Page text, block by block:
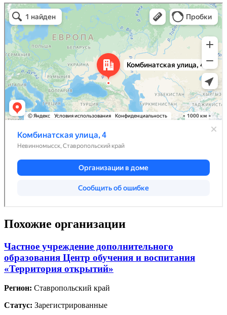
Похожие организации
Частное учреждение дополнительного
образования Центр обучения и воспитания
«Территория открытий»
Регион: Ставропольский край
Статус: Зарегистрированные